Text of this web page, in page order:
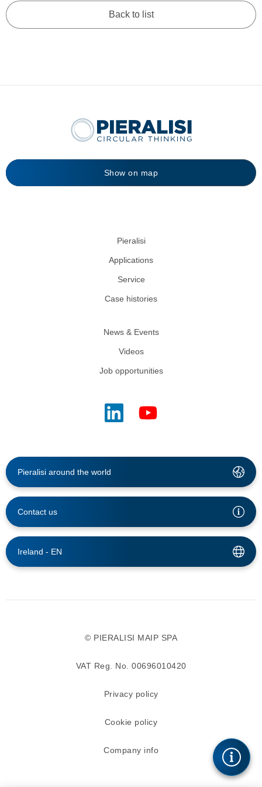
Back to list
Show on map
Pieralisi
Applications
Service
Case histories
News & Events
Videos
Job opportunities
Pieralisi around the world
Contact us
Ireland - EN
© PIERALISI MAIP SPA
VAT Reg. No. 00696010420
Privacy policy
Cookie policy
Company info